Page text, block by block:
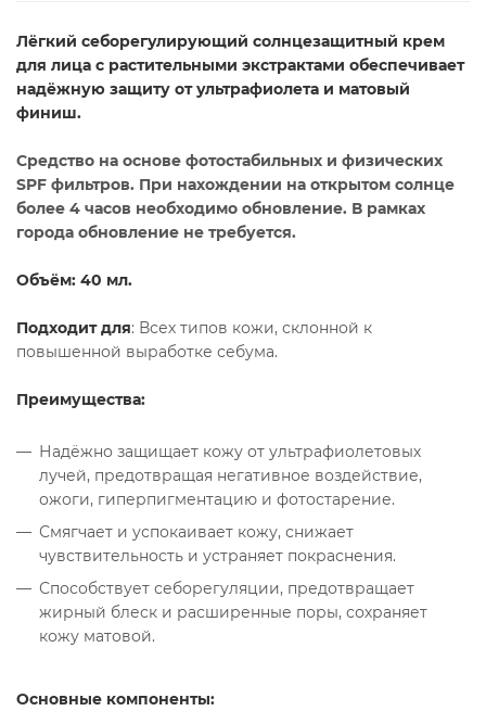
Лёгкий себорегулирующий солнцезащитный крем
для лица с растительными экстрактами обеспечивает
надёжную защиту от ультрафиолета и матовый
финиш.
Средство на основе фотостабильных и физических
SPF фильтров. При нахождении на открытом солнце
более 4 часов необходимо обновление. В рамках
города обновление не требуется.
Объём: 40 мл.
Подходит для: Всех типов кожи, склонной к
повышенной выработке себума.
Преимущества:
Надёжно защищает кожу от ультрафиолетовых
лучей, предотвращая негативное воздействие,
ожоги, гиперпигментацию и фотостарение.
Смягчает и успокаивает кожу, снижает
чувствительность и устраняет покраснения.
Способствует себорегуляции, предотвращает
жирный блеск и расширенные поры, сохраняет
кожу матовой.
Основные компоненты: